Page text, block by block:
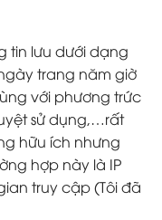
tin lưu dưới dạng
trang năm giờ
với phương trức
sử dụng,…rất
hữu ích nhưng
hợp này là IP
truy cập (Tôi đã